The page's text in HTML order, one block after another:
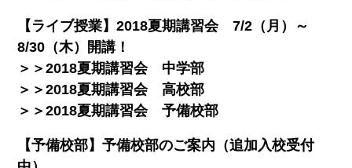
【ライブ授業】2018夏期講習会 7/2（月）～
8/30（木）開講！
＞＞2018夏期講習会 中学部
＞＞2018夏期講習会 高校部
＞＞2018夏期講習会 予備校部
【予備校部】予備校部のご案内（追加入校受付